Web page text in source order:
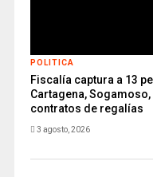
POLITICA
Fiscalía captura a 13
Cartagena,
contratos de regalías
3 agosto, 2026